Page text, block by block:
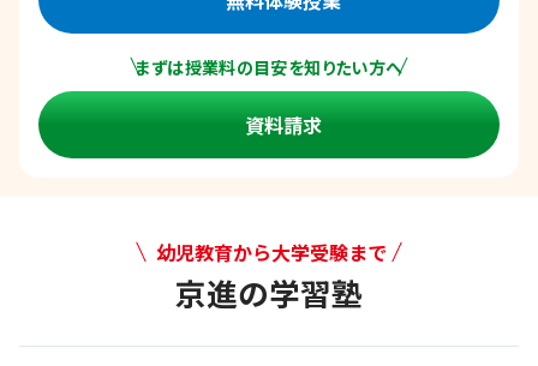
まずは授業料の目安を知りたい方へ
資料請求
幼児教育から大学受験まで
京進の学習塾